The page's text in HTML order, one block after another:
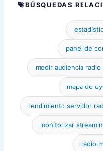
BÚSQUEDAS
panel de
medir audiencia radio
mapa de
rendimiento servidor
monitorizar
radio